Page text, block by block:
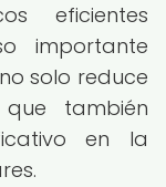
eficientes
importante
solo reduce
también
en la